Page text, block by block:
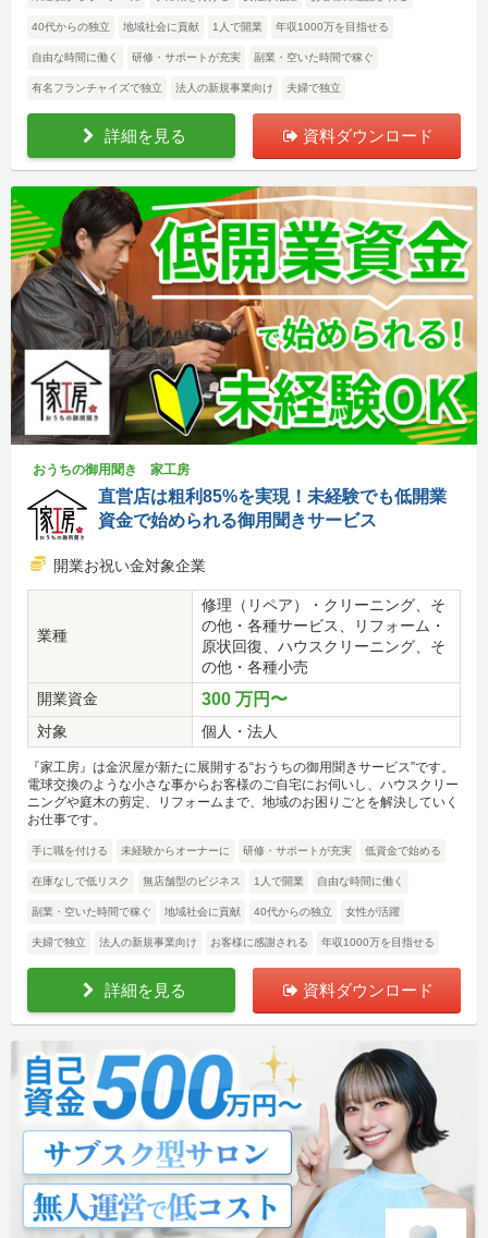
40代からの独立 地域社会に貢献 1人で開業 年収1000万を目指せる
自由な時間に働く 研修・サポートが充実 副業・空いた時間で稼ぐ
有名フランチャイズで独立 法人の新規事業向け 夫婦で独立
詳細を見る 資料ダウンロード
おうちの御用聞き 家工房
直営店は粗利85%を実現！未経験でも低開業
資金で始められる御用聞きサービス
開業お祝い金対象企業
業種
修理（リペア）・クリーニング、そ
の他・各種サービス、リフォーム・
原状回復、ハウスクリーニング、そ
の他・各種小売
開業資金
300 万円〜
対象 個人・法人
『家工房』は金沢屋が新たに展開する“おうちの御用聞きサービス”です。
電球交換のような小さな事からお客様のご自宅にお伺いし、ハウスクリー
ニングや庭木の剪定、リフォームまで、地域のお困りごとを解決していく
お仕事です。
手に職を付ける 未経験からオーナーに 研修・サポートが充実 低資金で始める
在庫なしで低リスク 無店舗型のビジネス 1人で開業 自由な時間に働く
副業・空いた時間で稼ぐ 地域社会に貢献 40代からの独立 女性が活躍
夫婦で独立 法人の新規事業向け お客様に感謝される 年収1000万を目指せる
詳細を見る 資料ダウンロード